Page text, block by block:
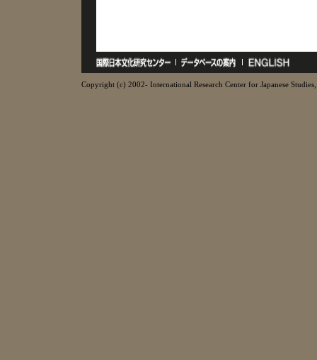
Copyright (c) 2002- International Research Center for Japanese